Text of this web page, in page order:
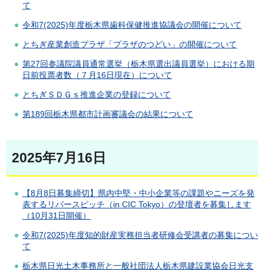
て
令和7(2025)年度栃木県歯科保健推進協議会の開催について
とちぎ産業創造プラザ「プラザのつどい」の開催について
第27回参議院議員通常選挙（栃木県選出議員選挙）における期
日前投票者数（７月16日現在）について
とちぎＳＤＧｓ推進企業の登録について
第189回栃木県都市計画審議会の結果について
2025年7月16日
【8月8日募集締切】県内中堅・中小企業等の課題やニーズを発
表するリバースピッチ（in CIC Tokyo）の登壇者を募集します
（10月31日開催）
令和7(2025)年度知的財産実務担当者研修会受講者の募集につい
て
栃木県日光土木事務所と一般社団法人栃木県建設業協会日光支